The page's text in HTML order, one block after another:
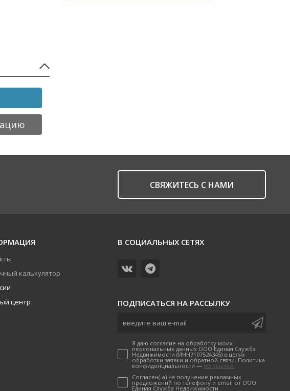
CВЯЖИТЕСЬ С НАМИ
калькулятор
центр
В СОЦИАЛЬНЫХ СЕТЯХ
ПОДПИСАТЬСЯ НА РАССЫЛКУ
Я даю согласие на обработку моих
персональных данных ООО Единая Служба
Недвижимости (ИНН7107524345) в целях
обработки заявки и обратной связи. Политика
конфиденциальности — по ссылке.
Согласен(-а) на получение рекламных
предложений по телефону и email от ООО
Единая Служба Недвижимости